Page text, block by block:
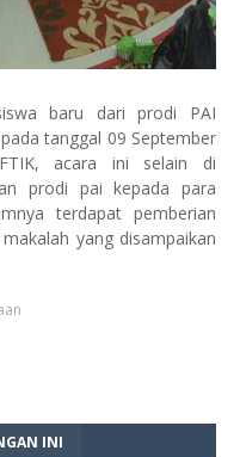
baru dari prodi PAI
tanggal 09 September
acara ini selain di
prodi pai kepada para
terdapat pemberian
yang disampaikan
INI